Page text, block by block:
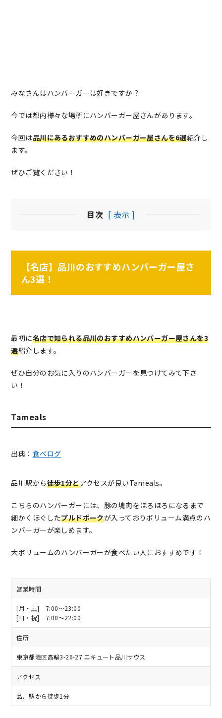
みなさんはハンバーガーは好きですか？
今では都内様々な場所にハンバーガー屋さんがあります。
今回は品川にあるおすすめのハンバーガー屋さんを6選紹介し
ます。
ぜひご覧ください！
目次 [ 表示 ]
【名店】品川のおすすめハンバーガー屋さ
ん3選！
最初に名店で知られる品川のおすすめハンバーガー屋さんを3
選紹介します。
ぜひ自分のお気に入りのハンバーガーを見つけてみて下さ
い！
Tameals
出典： 食べログ
品川駅から徒歩1分とアクセスが良いTameals。
こちらのハンバーガーには、豚の塊肉をほろほろになるまで
細かくほぐしたプルドポークが入っておりボリューム満点のハ
ンバーガーが楽しめます。
大ボリュームのハンバーガーが食べたい人におすすめです！
営業時間
[月・土] 7:00～23:00
[日・祝] 7:00～22:00
住所
東京都港区高輪3-26-27 エキュート品川サウス
アクセス
品川駅から徒歩1分